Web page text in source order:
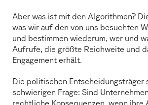
Aber was ist mit den Algorithmen?
was wir auf den von uns besuchten
und bestimmen wiederum, wer und
Aufrufe, die größte Reichweite und
Engagement erhält.
Die politischen Entscheidungsträger
schwierigen Frage: Sind
rechtliche Konsequenzen, wenn ihre